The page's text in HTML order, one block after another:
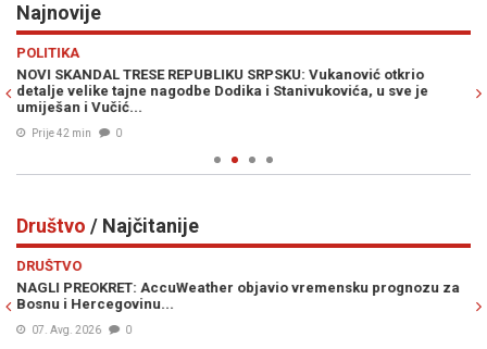
Najnovije
POLITIKA
NOVI SKANDAL TRESE REPUBLIKU SRPSKU: Vukanović otkrio
detalje velike tajne nagodbe Dodika i Stanivukovića, u sve je
umiješan i Vučić...
Prije 42 min 0
Društvo / Najčitanije
DRUŠTVO
NAGLI PREOKRET: AccuWeather objavio vremensku prognozu za
Bosnu i Hercegovinu...
07. Avg. 2026 0
Previous